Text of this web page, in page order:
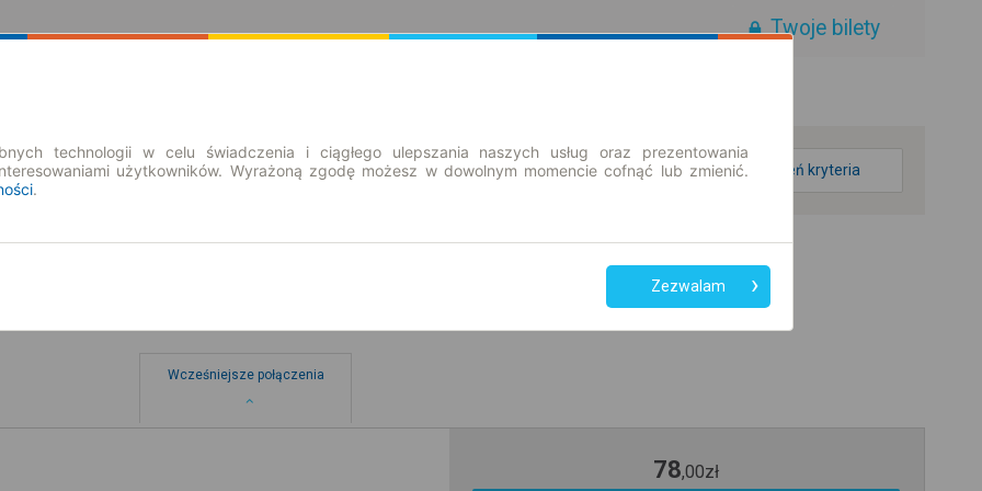
Twoje bilety
zmień kryteria
Wcześniejsze połączenia
78,00zł
technologii w celu świadczenia i ciągłego ulepszania naszych usług oraz prezentowania
użytkowników. Wyrażoną zgodę możesz w dowolnym momencie cofnąć lub zmienić.
.
Zezwalam